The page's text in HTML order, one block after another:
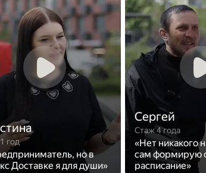
год
но в
Доставке я для души»
Сергей
Стаж 4 года
«Нет никакого
сам формирую
расписание»